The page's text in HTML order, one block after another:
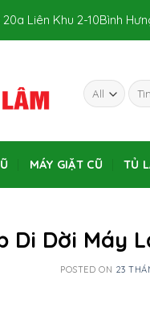
Liên Khu 2-10Bình
MÁY GIẶT CŨ TỦ
Di Dời Máy
POSTED ON 23